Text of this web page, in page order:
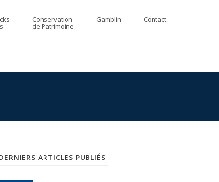
Conservation
de Patrimoine
Gamblin Contact
DERNIERS ARTICLES PUBLIÉS